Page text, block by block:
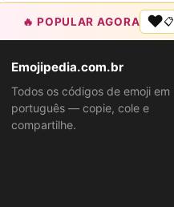
🔥 POPULAR AGORA ❤️📋
Emojipedia.com.br
Todos os códigos de emoji em
português — copie, cole e
compartilhe.